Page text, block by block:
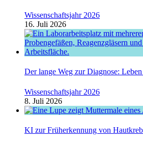
Wissenschaftsjahr 2026
16. Juli 2026
Der lange Weg zur Diagnose:
Wissenschaftsjahr 2026
8. Juli 2026
KI zur Früherkennung von